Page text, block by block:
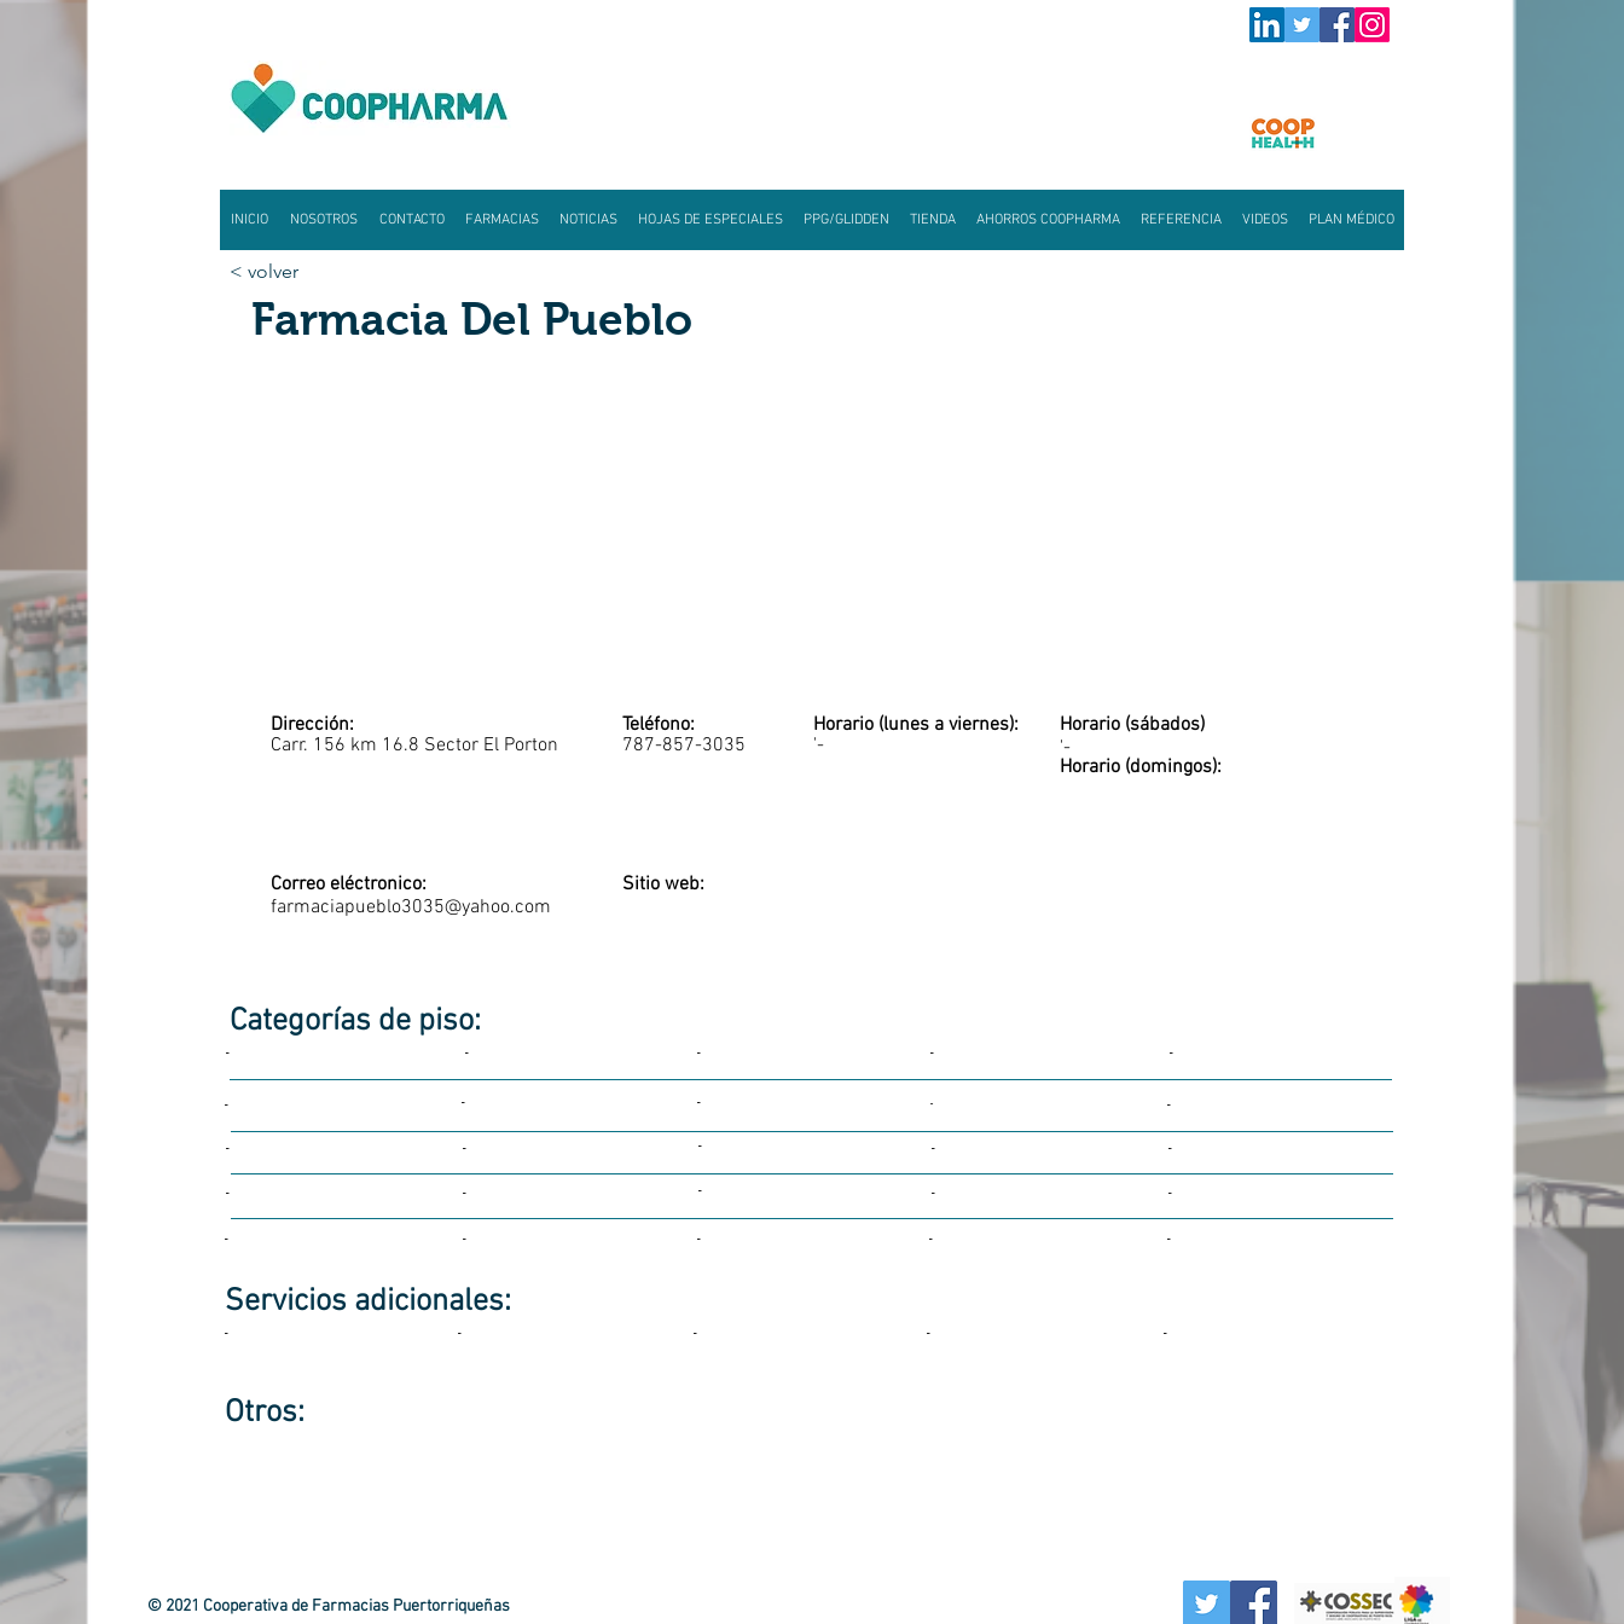
INICIO NOSOTROS CONTACTO FARMACIAS NOTICIAS HOJAS DE ESPECIALES PPG/GLIDDEN TIENDA AHORROS COOPHARMA REFERENCIA VIDEOS PLAN MÉDICO
< volver
Dirección:
Carr. 156 km 16.8 Sector El Porton
Teléfono:
787-857-3035
Horario (lunes a viernes):
'-
Horario (sábados)
'-
Horario (domingos):
Correo eléctronico:
farmaciapueblo3035@yahoo.com
Sitio web:
Categorías de piso:
- - -
- -
- - -
- -
- - - -
-
- - - -
-
- - -
- -
Servicios adicionales:
- - - - -
Otros:
Farmacia Del Pueblo
© 2021 Cooperativa de Farmacias Puertorriqueñas